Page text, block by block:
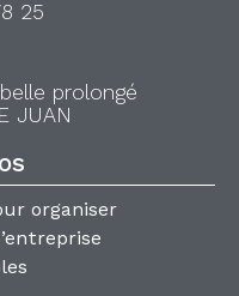
25
prolongé
JUAN
organiser